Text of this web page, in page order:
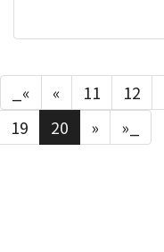
_« « 11 12
19
20 » »_